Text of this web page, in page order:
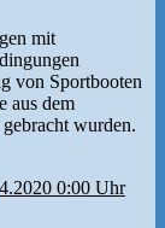
mit
von Sportbooten
aus dem
wurden.
0:00 Uhr